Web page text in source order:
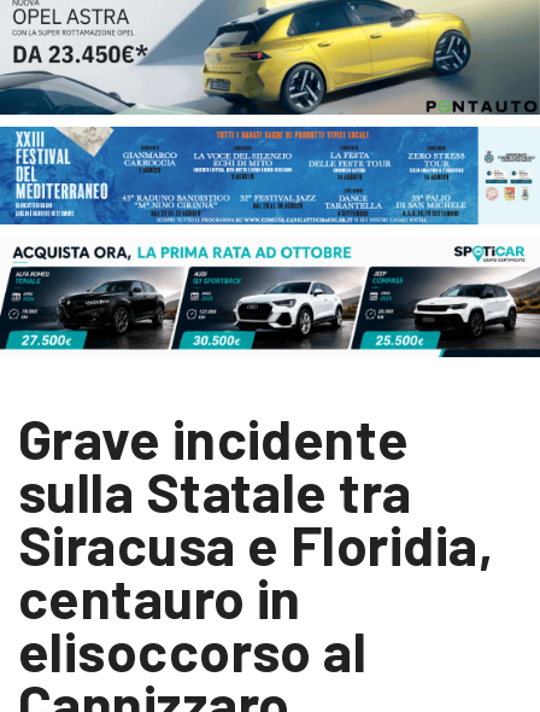
Grave incidente
sulla Statale tra
Siracusa e Floridia,
centauro in
elisoccorso al